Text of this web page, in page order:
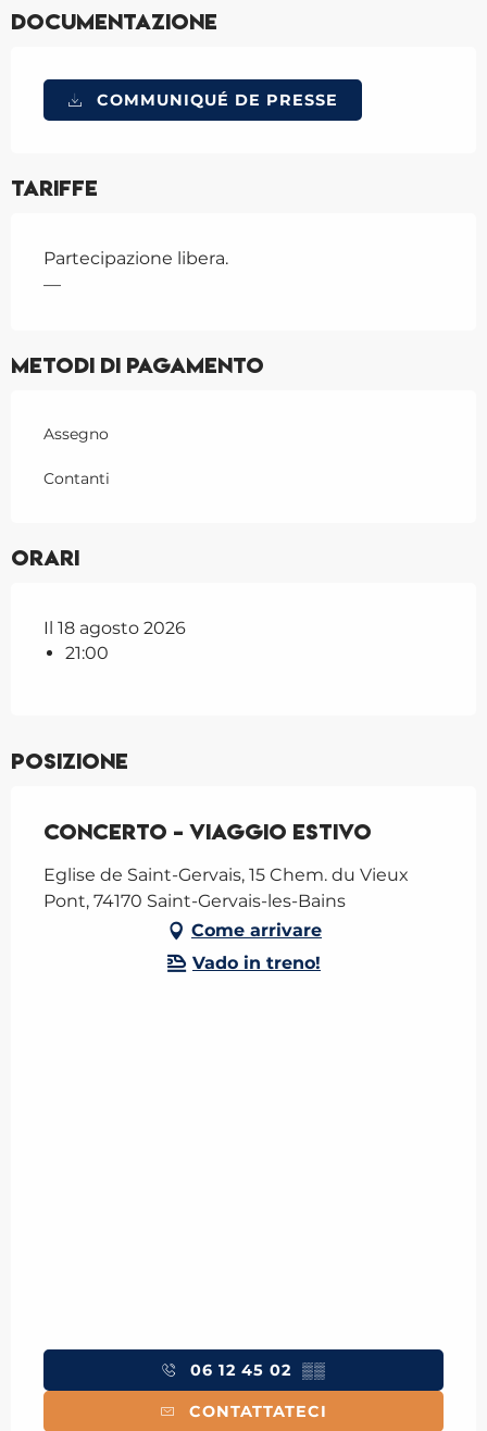
Documentazione
COMMUNIQUÉ DE PRESSE
Tariffe
Partecipazione libera.
—
Metodi di pagamento
Assegno
Contanti
Orari
Il 18 agosto 2026
21:00
Posizione
Concerto - Viaggio estivo
Eglise de Saint-Gervais, 15 Chem. du Vieux
Pont, 74170 Saint-Gervais-les-Bains
Come arrivare
Vado in treno!
06 12 45 02 ▒▒
CONTATTATECI